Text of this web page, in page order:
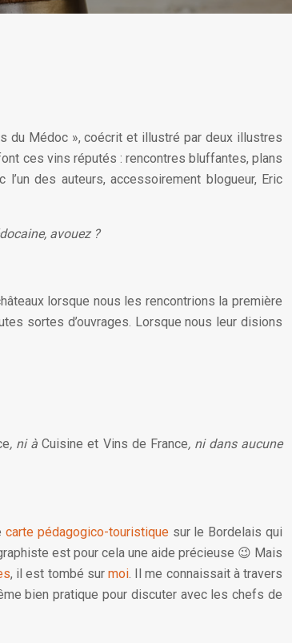
du Médoc », coécrit et illustré par deux illustres
ces vins réputés : rencontres bluffantes, plans
des auteurs, accessoirement blogueur, Eric
avouez ?
lorsque nous les rencontrions la première
sortes d’ouvrages. Lorsque nous leur disions
, ni àCuisine et Vins de France, ni dans aucune
carte pédagogico-touristiquesur le Bordelais qui
est pour cela une aide précieuse 😉 Mais
, il est tombé sur moi. Il me connaissait à travers
bien pratique pour discuter avec les chefs de